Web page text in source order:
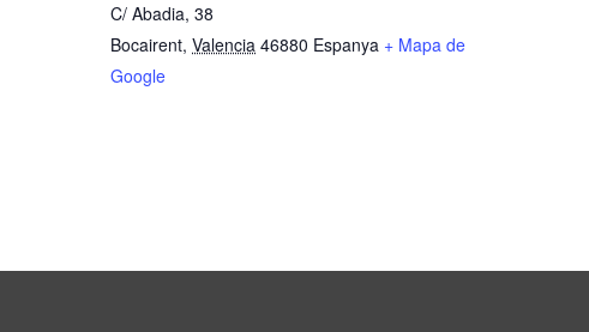
C/ Abadia, 38
Bocairent, Valencia 46880 Espanya + Mapa de
Google